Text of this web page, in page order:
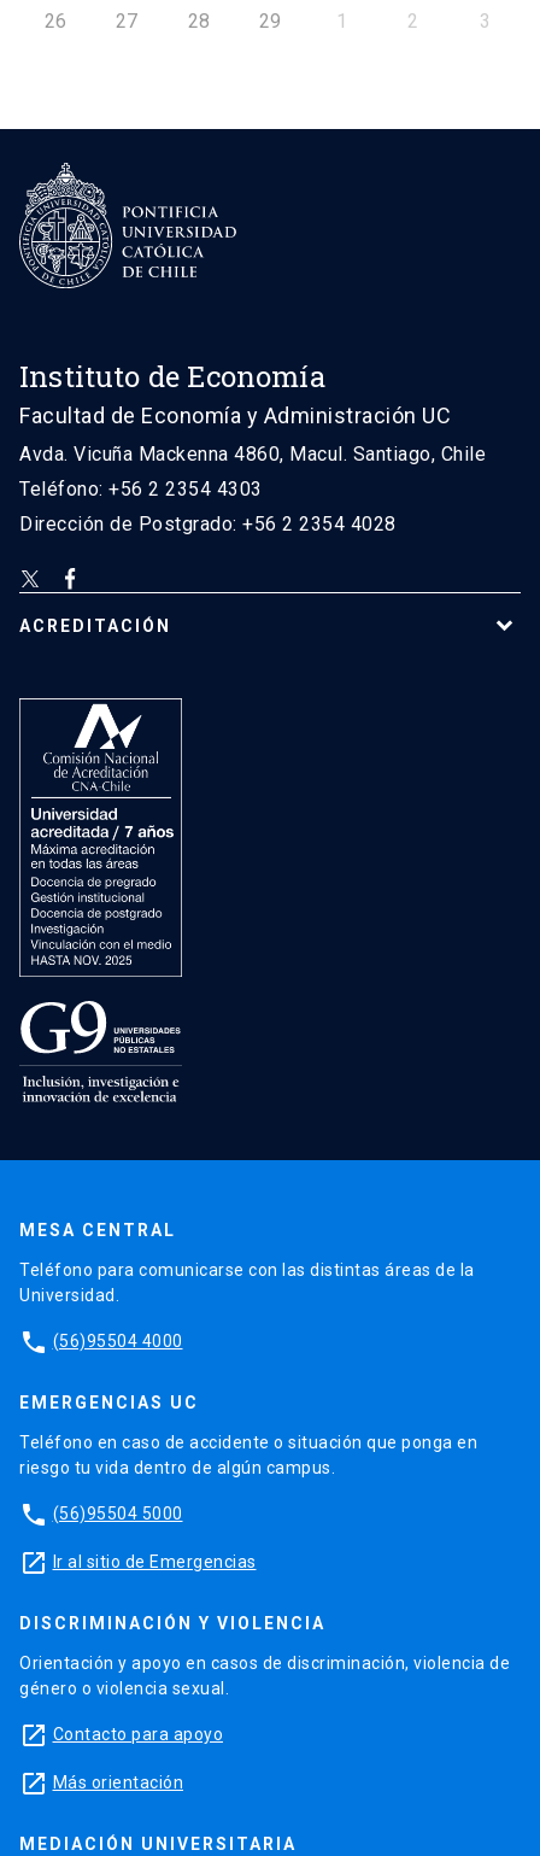
26 27 28 29 1 2 3
Instituto de Economía
Facultad de Economía y Administración UC
Avda. Vicuña Mackenna 4860, Macul. Santiago, Chile
Teléfono: +56 2 2354 4303
Dirección de Postgrado: +56 2 2354 4028
ACREDITACIÓN
MESA CENTRAL
Teléfono para comunicarse con las distintas áreas de la
Universidad.
phone (56)95504 4000
EMERGENCIAS UC
Teléfono en caso de accidente o situación que ponga en
riesgo tu vida dentro de algún campus.
phone (56)95504 5000
launch Ir al sitio de Emergencias
DISCRIMINACIÓN Y VIOLENCIA
Orientación y apoyo en casos de discriminación, violencia de
género o violencia sexual.
launch Contacto para apoyo
launch Más orientación
MEDIACIÓN UNIVERSITARIA